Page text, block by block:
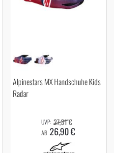
Alpinestars MX Handschuhe Kids
Radar
AB 26,90 €
27,31 €